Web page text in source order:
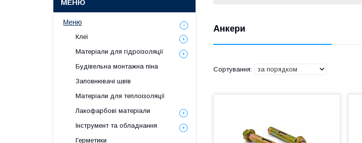
Анкери
Меню
Клеї
Матеріали для гідроізоляції
Будівельна монтажна піна
Заповнювачі швів
Матеріали для теплоізоляції
Лакофарбові матеріали
Інструмент та обладнання
Герметики